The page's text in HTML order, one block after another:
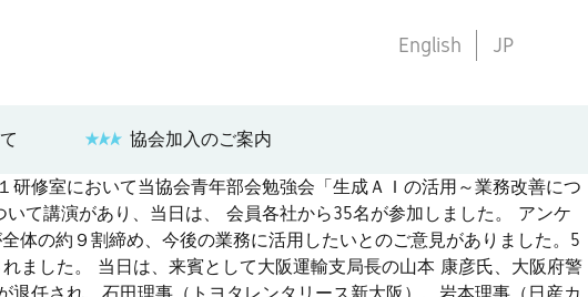
English JP
協会加入のご案内
修室において当協会青年部会勉強会「生成ＡＩの活用～業務改善につ
講演があり、当日は、 会員各社から35名が参加しました。 アンケ
体の約９割締め、今後の業務に活用したいとのご意見がありました。5
ました。 当日は、来賓として大阪運輸支局長の山本 康彦氏、大阪府警